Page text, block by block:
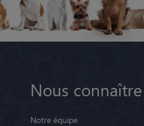
Nous connaître
Notre équipe